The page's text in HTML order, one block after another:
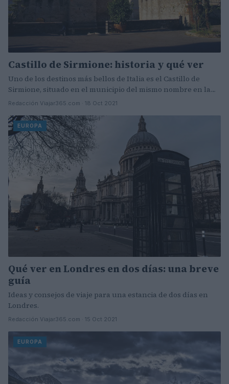
Castillo de Sirmione: historia y qué ver
Uno de los destinos más bellos de Italia es el Castillo de
Sirmione, situado en el municipio del mismo nombre en la…
Redacción Viajar365.com · 18 Oct 2021
EUROPA
Qué ver en Londres en dos días: una breve
guía
Ideas y consejos de viaje para una estancia de dos días en
Londres.
Redacción Viajar365.com · 15 Oct 2021
EUROPA